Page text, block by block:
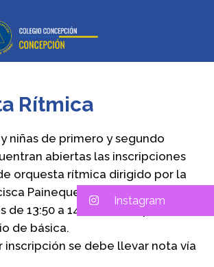
Rítmica
niñas de primero y segundo
abiertas las inscripciones
orquesta rítmica dirigido por la
Painequeo, que se impartirá
de 13:50 a 14:40 hr en el primer
de básica.
inscripción se debe llevar nota vía
Instagram